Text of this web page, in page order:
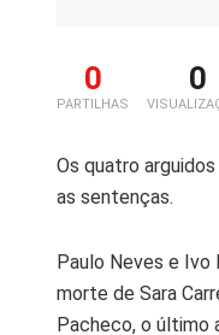
0
PARTILHAS
0
Os quatro
as sentenças.
Paulo Neves e
morte de Sara
Pacheco, o último